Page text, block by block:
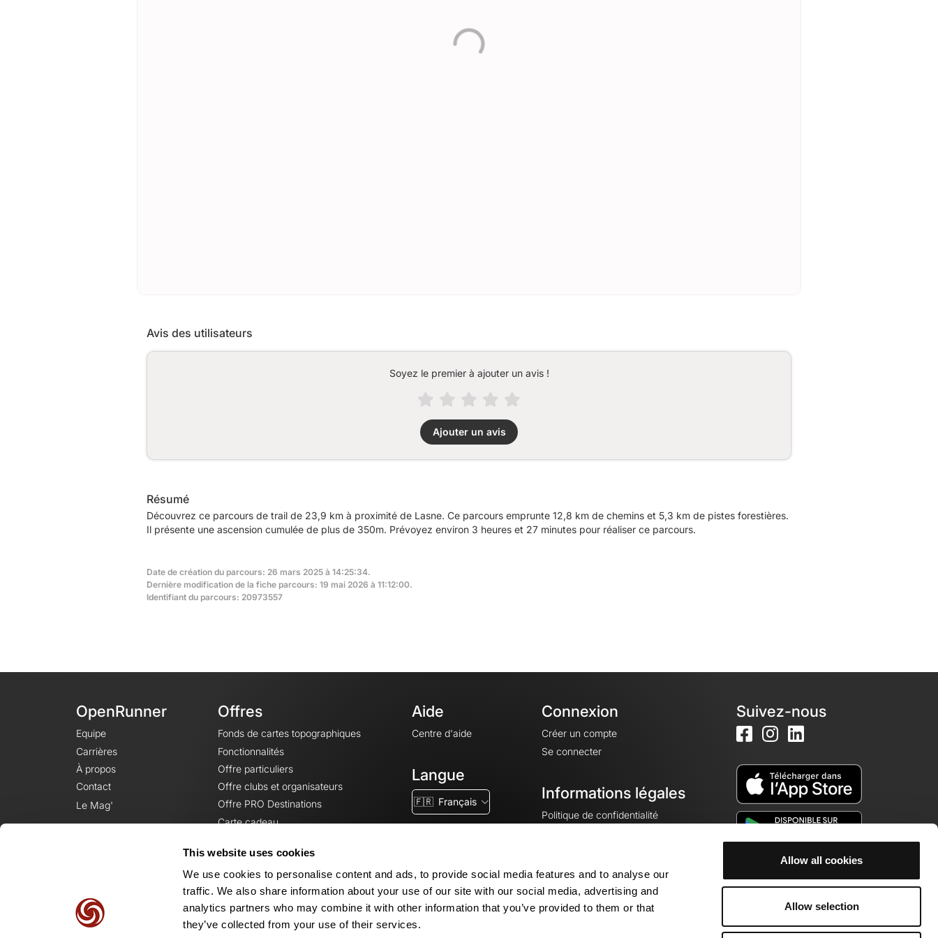
This website uses cookies
We use cookies to personalise content and ads, to provide social media features and to analyse our
traffic. We also share information about your use of our site with our social media, advertising and
analytics partners who may combine it with other information that you’ve provided to them or that
they’ve collected from your use of their services.
Allow all cookies
Allow selection
Avis des utilisateurs
Soyez le premier à ajouter un avis !
Ajouter un avis
Résumé
Découvrez ce parcours de trail de 23,9 km à proximité de Lasne. Ce parcours emprunte 12,8 km de chemins et 5,3 km de pistes forestières.
Il présente une ascension cumulée de plus de 350m. Prévoyez environ 3 heures et 27 minutes pour réaliser ce parcours.
Date de création du parcours: 26 mars 2025 à 14:25:34.
Dernière modification de la fiche parcours: 19 mai 2026 à 11:12:00.
Identifiant du parcours: 20973557
OpenRunner
Equipe
Carrières
À propos
Contact
Le Mag'
Offres
Fonds de cartes topographiques
Fonctionnalités
Offre particuliers
Offre clubs et organisateurs
Offre PRO Destinations
Carte cadeau
Aide
Centre d'aide
Langue
🇫🇷 Français
Connexion
Créer un compte
Se connecter
Informations légales
Politique de confidentialité
Mentions légales
Paramètres des cookies
Suivez-nous